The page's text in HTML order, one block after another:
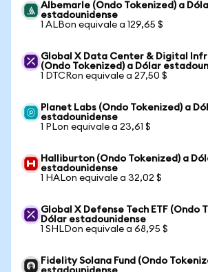
Albemarle (Ondo Tokenized) a
estadounidense
1 ALBon equivale a 129,65 $
Global X Data Center & Digital
(Ondo Tokenized) a Dólar
1 DTCRon equivale a 27,50 $
Planet Labs (Ondo Tokenized) a
estadounidense
1 PLon equivale a 23,61 $
Halliburton (Ondo Tokenized) a
estadounidense
1 HALon equivale a 32,02 $
Global X Defense Tech ETF (Ondo
Dólar estadounidense
1 SHLDon equivale a 68,95 $
Fidelity Solana Fund (Ondo